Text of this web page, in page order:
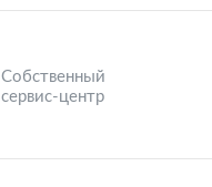
Собственный
сервис-центр